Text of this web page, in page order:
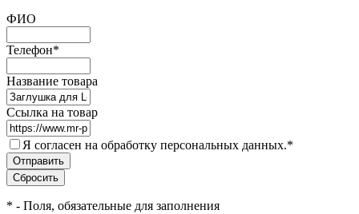
ФИО
Телефон*
Название товара
Ссылка на товар
Я согласен на обработку персональных данных.*
* - Поля, обязательные для заполнения